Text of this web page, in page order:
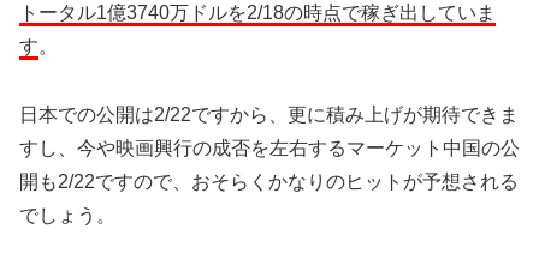
トータル1億3740万ドルを2/18の時点で稼ぎ出していま
す。
日本での公開は2/22ですから、更に積み上げが期待できま
すし、今や映画興行の成否を左右するマーケット中国の公
開も2/22ですので、おそらくかなりのヒットが予想される
でしょう。